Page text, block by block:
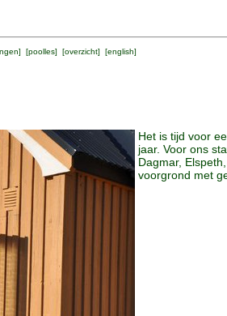
] [poolles] [overzicht] [english]
Het is tijd voor
jaar. Voor ons
Dagmar,
voorgrond met